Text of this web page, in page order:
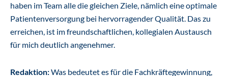
haben im Team alle die gleichen Ziele, nämlich eine optimale
Patientenversorgung bei hervorragender Qualität. Das zu
erreichen, ist im freundschaftlichen, kollegialen Austausch
für mich deutlich angenehmer.
Redaktion:Was bedeutet es für die Fachkräftegewinnung,